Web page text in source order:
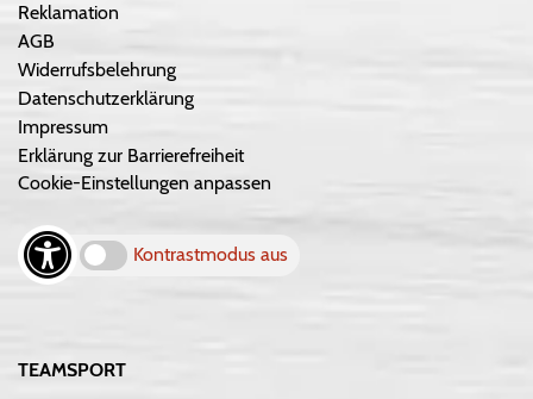
Reklamation
AGB
Widerrufsbelehrung
Datenschutzerklärung
Impressum
Erklärung zur Barrierefreiheit
Cookie-Einstellungen anpassen
Kontrastmodus aus
TEAMSPORT